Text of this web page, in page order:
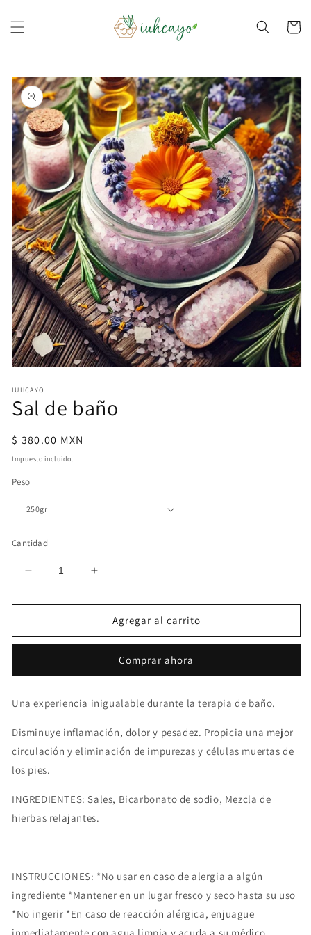
al contenido
Carrito
directamente
a la
información
del producto
multimedia
1
en
ventana
modal
IUHCAYO
Sal de baño
Precio
habitual
$ 380.00 MXN
Impuesto incluido.
Peso
Cantidad
Reducir
cantidad
para
de
Aumentar
cantidad
para
de
Agregar al carrito
Comprar ahora
Una experiencia inigualable durante la terapia de baño.
Disminuye inflamación, dolor y pesadez. Propicia una mejor
circulación y eliminación de impurezas y células muertas de
los pies.
INGREDIENTES: Sales, Bicarbonato de sodio, Mezcla de
hierbas relajantes.
INSTRUCCIONES: *No usar en caso de alergia a algún
ingrediente *Mantener en un lugar fresco y seco hasta su uso
*No ingerir *En caso de reacción alérgica, enjuague